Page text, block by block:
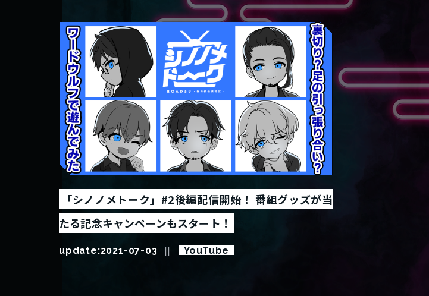
「シノノメトーク」#2後編配信開始！ 番組グッズが当
たる記念キャンペーンもスタート！
update:2021-07-03 YouTube